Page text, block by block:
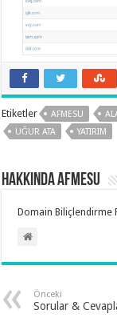
Etiketler AFMESU
UĞUR ATA
YATIRIM
Hakkında AfMeSu
Domain Biliçlendirme
Önceki
Sorular &